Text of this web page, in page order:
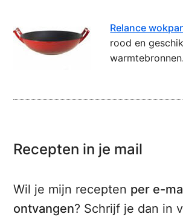
Relance
rood en
warmtebronnen.
Recepten in je mail
Wil je mijn recepten per e-
ontvangen? Schrijf je dan in